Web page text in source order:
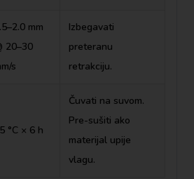
mm
20–30
s
Izbegavati
preteranu
retrakciju.
°C × 6 h
Čuvati na suvom.
Pre-sušiti ako
materijal upije
vlagu.